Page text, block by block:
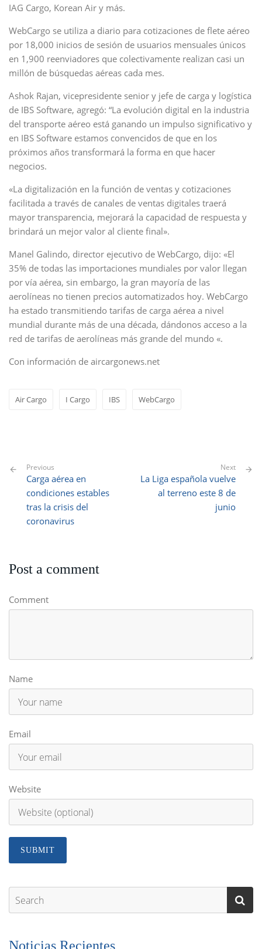
IAG Cargo, Korean Air y más.
WebCargo se utiliza a diario para cotizaciones de flete aéreo
por 18,000 inicios de sesión de usuarios mensuales únicos
en 1,900 reenviadores que colectivamente realizan casi un
millón de búsquedas aéreas cada mes.
Ashok Rajan, vicepresidente senior y jefe de carga y logística
de IBS Software, agregó: “La evolución digital en la industria
del transporte aéreo está ganando un impulso significativo y
en IBS Software estamos convencidos de que en los
próximos años transformará la forma en que hacer
negocios.
«La digitalización en la función de ventas y cotizaciones
facilitada a través de canales de ventas digitales traerá
mayor transparencia, mejorará la capacidad de respuesta y
brindará un mejor valor al cliente final».
Manel Galindo, director ejecutivo de WebCargo, dijo: «El
35% de todas las importaciones mundiales por valor llegan
por vía aérea, sin embargo, la gran mayoría de las
aerolíneas no tienen precios automatizados hoy. WebCargo
ha estado transmitiendo tarifas de carga aérea a nivel
mundial durante más de una década, dándonos acceso a la
red de tarifas de aerolíneas más grande del mundo «.
Con información de aircargonews.net
Air Cargo I Cargo IBS WebCargo
Previous
Carga aérea en
condiciones estables
tras la crisis del
coronavirus
Next
La Liga española vuelve
al terreno este 8 de
junio
Post a comment
Comment
Name
Email
Website
Noticias Recientes